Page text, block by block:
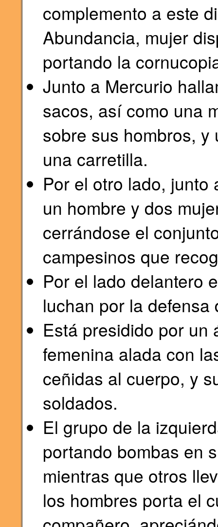
complemento a este
Abundancia, mujer
portando la
Junto a Mercurio
sacos, así como una
sobre sus hombros,
una carretilla.
Por el otro lado,
un hombre y dos
cerrándose el
campesinos que
Por el lado delantero
luchan por la defensa
Está presidido por un
femenina alada con
ceñidas al cuerpo, y
soldados.
El grupo de la
portando bombas en
mientras que otros
los hombres porta el